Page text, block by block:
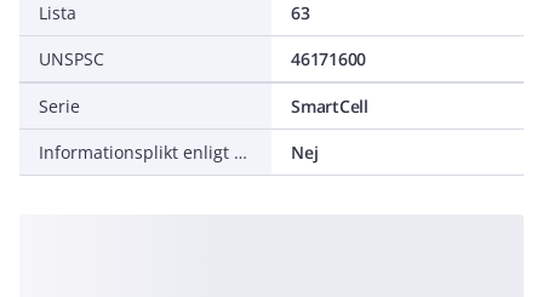
Lista
63
UNSPSC
46171600
Serie
SmartCell
Informationsplikt enligt REACH
Nej